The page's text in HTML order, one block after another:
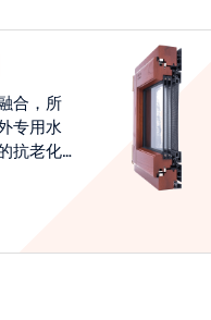
合，所
专用水
抗老化